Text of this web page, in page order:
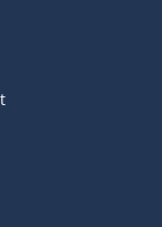
s'ouvrira